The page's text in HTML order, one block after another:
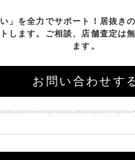
い」を全力でサポート！ 居抜き
します。 ご相談、店舗査定は
ます。
お問い合わせす